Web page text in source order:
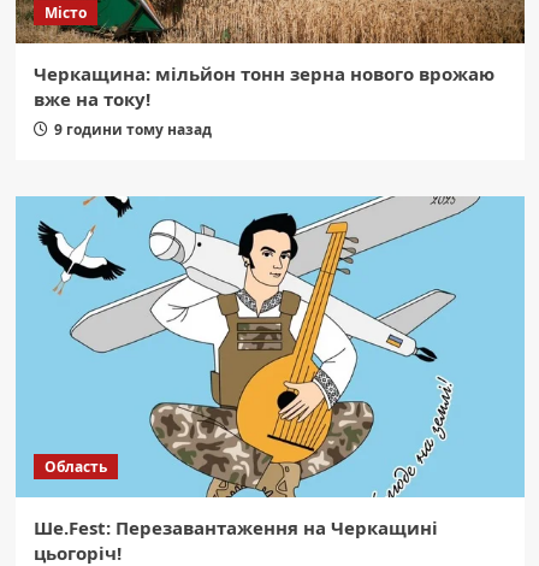
Місто
Черкащина: мільйон тонн зерна нового врожаю
вже на току!
9 години тому назад
Область
Ше.Fest: Перезавантаження на Черкащині
цьогоріч!